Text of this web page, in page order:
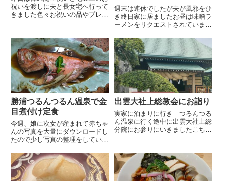
祝いを渡しに夫と長女宅へ行って
きました色々お祝いの品やプレゼ
夢庵御膳凄い品数でお皿がひしめ
き合っていますキッズメニューも
充実していて席につくと同時に
店...
週末は連休でしたが夫が風邪をひ
き終日家に居ましたお昼は味噌ラ
ーメンをリクエストされていまし
出かけましたこのところYouTube
等ででよく見るスーパーのロピア
元はお肉屋さんだったこともあり
お肉の評判が良いようです...
勝浦つるんつるん温泉で金
目煮付け定食
今週、娘に次女が産まれて赤ちゃ
んの写真を大量にダウンロードし
たので少し写真の整理をしている
勝浦つるんつるん温泉の写真をみ
つけました確か施設の母に面会に
行ったついでに温泉に寄ったので
出雲大社上総教会にお詣り
実家に泊まりに行き つるんつる
ん温泉に行く途中に出雲大社上総
分院にお参りにいきましたこちら
出雲大社での奉納相撲の功績によ
り神璽を授かり仮殿を竣功、明治
24年（1891年）に神殿...